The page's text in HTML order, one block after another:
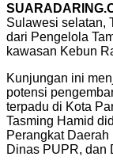
Sulawesi selatan,
dari Pengelola
kawasan Kebun
Kunjungan ini
potensi
terpadu di Kota
Tasming Hamid
Perangkat
Dinas PUPR, dan